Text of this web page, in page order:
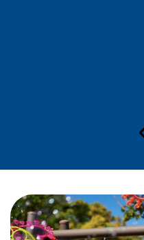
çalışmalarını
DEVAMINI OKU